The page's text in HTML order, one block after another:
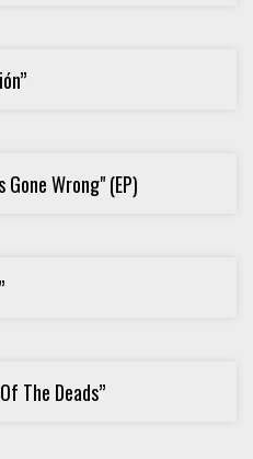
Gone Wrong" (EP)
The Deads”